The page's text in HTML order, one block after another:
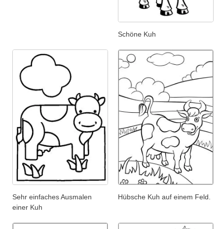
Schöne Kuh
Sehr einfaches Ausmalen
einer Kuh
Hübsche Kuh auf einem Feld.